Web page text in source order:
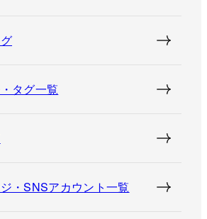
タグ一覧
・SNSアカウント一覧